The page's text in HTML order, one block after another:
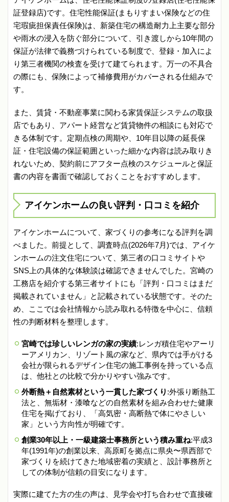
証登録店)です。住宅性能保証(まもりすまい保険などの住
宅瑕疵担保責任保険)は、新築住宅の構造耐力上主要な部分
や雨水の浸入を防ぐ部分について、引き渡しから10年間の
保証が法律で義務づけられている制度で、登録・加入によ
り第三者機関の検査を受けて建てられます。万一の不具合
の際にも、保険によって補修費用がカバーされる仕組みで
す。
また、賃貸・不動産事業に関わる家賃保証システムの取扱
店でもあり、アパート経営など賃貸物件の相談にも対応で
きる体制です。定期点検の周期や、10年目以降の延長保
証・住宅設備の保証範囲といった細かな内容は読み取りき
れないため、契約前にアフター点検のスケジュールと保証
書の内容を書面で確認しておくことをおすすめします。
アイケンホームの良い評判・口コミを紹介
アイケンホームについて、家づくりの参考になる評判を調
べました。前提として、調査時点(2026年7月)では、アイケ
ンホームの注文住宅について、第三者の口コミサイトや
SNS上の具体的な体験談は確認できませんでした。宮崎の
工務店を紹介する第三者サイトにも「評判・口コミはまだ
掲載されていません」と記載されている状態です。そのた
め、ここでは会社情報から読み取れる特徴を中心に、信頼
性の判断材料を整理します。
宮崎では珍しいレンガの家の実績:レンガ積住宅やアーリ
ーアメリカン、リゾート風の家など、県内では手がける
会社が限られるデザイン住宅の施工事例を持っている点
は、他社との比較で分かりやすい強みです。
外断熱＋自然素材という一貫した家づくり :外張り断熱工
法と、無垢材・漆喰などの自然素材を組み合わせた健康
住宅を掲げており、「高気密・高断熱で体にやさしい
家」という方向性が明確です。
創業30年以上・一級建築士事務所という積み重ね:平成3
年(1991年)の創業以来、高原町を拠点に県央〜県西部で
家づくりを続けてきた地域密着の実績と、設計事務所と
しての体制が信頼の目安になります。
実際に建てた方の生の声は、見学会や打ち合わせで直接確